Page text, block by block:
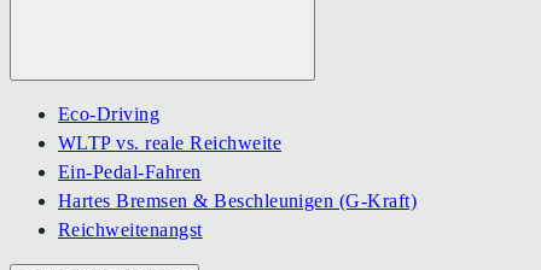
Eco-Driving
WLTP vs. reale Reichweite
Ein-Pedal-Fahren
Hartes Bremsen & Beschleunigen (G-Kraft)
Reichweitenangst